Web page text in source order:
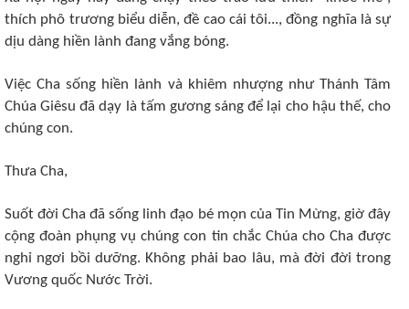
thích phô trương biểu diễn, đề cao cái tôi..., đồng nghĩa là sự
dịu dàng hiền lành đang vắng bóng.
Việc Cha sống hiền lành và khiêm nhượng như Thánh Tâm
Chúa Giêsu đã dạy là tấm gương sáng để lại cho hậu thế, cho
chúng con.
Thưa Cha,
Suốt đời Cha đã sống linh đạo bé mọn của Tin Mừng, giờ đây
cộng đoàn phụng vụ chúng con tin chắc Chúa cho Cha được
nghỉ ngơi bồi dưỡng. Không phải bao lâu, mà đời đời trong
Vương quốc Nước Trời.